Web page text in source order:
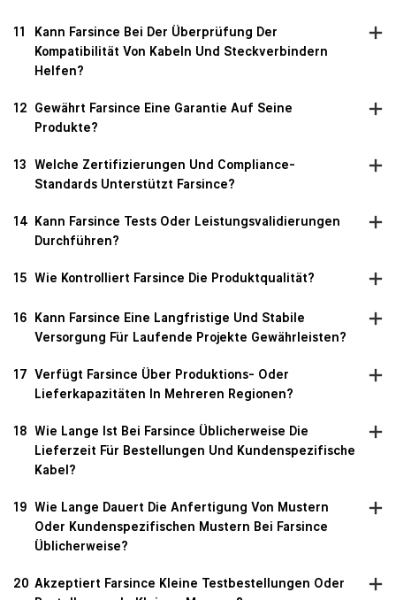
11
Kann Farsince Bei Der Überprüfung Der
Kompatibilität Von Kabeln Und Steckverbindern
Helfen?
12
Gewährt Farsince Eine Garantie Auf Seine
Produkte?
13
Welche Zertifizierungen Und Compliance-
Standards Unterstützt Farsince?
14
Kann Farsince Tests Oder Leistungsvalidierungen
Durchführen?
15 Wie Kontrolliert Farsince Die Produktqualität?
16
Kann Farsince Eine Langfristige Und Stabile
Versorgung Für Laufende Projekte Gewährleisten?
17 Verfügt Farsince Über Produktions- Oder
Lieferkapazitäten In Mehreren Regionen?
18 Wie Lange Ist Bei Farsince Üblicherweise Die
Lieferzeit Für Bestellungen Und Kundenspezifische
Kabel?
19 Wie Lange Dauert Die Anfertigung Von Mustern
Oder Kundenspezifischen Mustern Bei Farsince
Üblicherweise?
20 Akzeptiert Farsince Kleine Testbestellungen Oder